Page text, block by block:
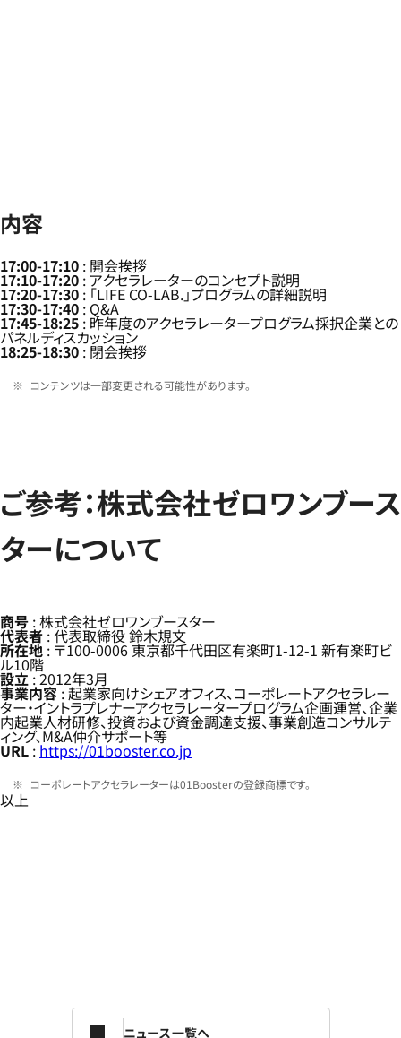
内容
17:00-17:10 : 開会挨拶
17:10-17:20 : アクセラレーターのコンセプト説明
17:20-17:30 : 「LIFE CO-LAB.」プログラムの詳細説明
17:30-17:40 : Q&A
17:45-18:25 : 昨年度のアクセラレータープログラム採択企業との
パネルディスカッション
18:25-18:30 : 閉会挨拶
コンテンツは一部変更される可能性があります。
ご参考：株式会社ゼロワンブース
ターについて
商号 : 株式会社ゼロワンブースター
代表者: 代表取締役 鈴木規文
所在地 : 〒100-0006 東京都千代田区有楽町1-12-1 新有楽町ビ
ル10階
設立: 2012年3月
事業内容 : 起業家向けシェアオフィス、コーポレートアクセラレー
ター・イントラプレナーアクセラレータープログラム企画運営、企業
内起業人材研修、投資および資金調達支援、事業創造コンサルテ
ィング、M&A仲介サポート等
URL :https://01booster.co.jp
コーポレートアクセラレーターは01Boosterの登録商標です。
以上
ニュース一覧へ